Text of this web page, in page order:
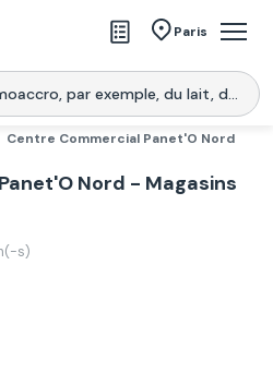
Paris
Télécharger
l'application
Centre Commercial Panet'O Nord
Nord - Magasins
s)